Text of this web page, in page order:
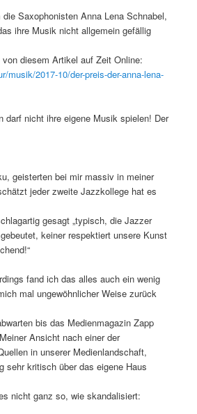
Saxophonisten Anna Lena Schnabel,
ihre Musik nicht allgemein gefällig
diesem Artikel auf Zeit Online:
musik/2017-10/der-preis-der-anna-lena-
darf nicht ihre eigene Musik spielen! Der
geisterten bei mir massiv in meiner
jeder zweite Jazzkollege hat es
gesagt „typisch, die Jazzer
keiner respektiert unsere Kunst
fand ich das alles auch ein wenig
mal ungewöhnlicher Weise zurück
bis das Medienmagazin Zapp
Ansicht nach einer der
in unserer Medienlandschaft,
sehr kritisch über das eigene Haus
nicht ganz so, wie skandalisiert: